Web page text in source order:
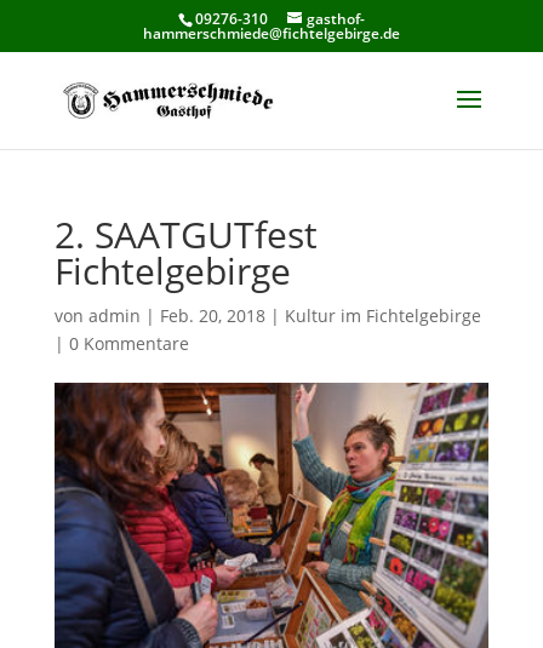
09276-310 gasthof-
hammerschmiede@fichtelgebirge.de
2. SAATGUTfest
Fichtelgebirge
von admin | Feb. 20, 2018| Kultur im Fichtelgebirge
| 0 Kommentare